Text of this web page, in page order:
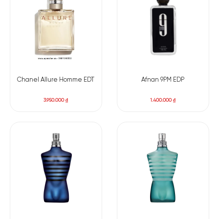
Tầng hương giữa mở ra hương tonka đen mềm mại và một
chút gia vị nhẹ. Hương thơm tiếp tục cuộc nhảy múa cùng sợi
cashmere mềm mại. Qua đó, tạo cảm giác như một chiếc
bánh thơm ngon. Chiếc bánh này đang được ngâm trong mật
ong dày đặc và phủ lớp đường kem ở trên cùng. Khi tầng
Chanel Allure Homme EDT
3.950.000₫
Afnan 9PM EDP
1.400.000₫